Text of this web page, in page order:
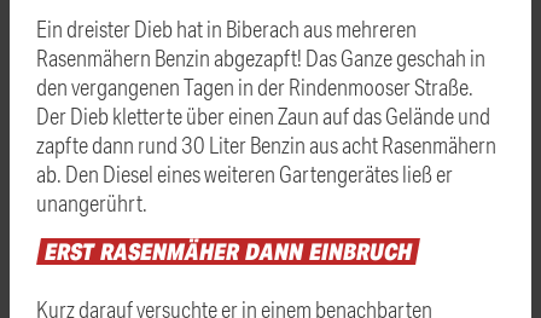
Ein dreister Dieb hat in Biberach aus mehreren
Rasenmähern Benzin abgezapft! Das Ganze geschah in
den vergangenen Tagen in der Rindenmooser Straße.
Der Dieb kletterte über einen Zaun auf das Gelände und
zapfte dann rund 30 Liter Benzin aus acht Rasenmähern
ab. Den Diesel eines weiteren Gartengerätes ließ er
unangerührt.
ERSTRASENMÄHERDANNEINBRUCH
Kurz darauf versuchte er in einem benachbarten